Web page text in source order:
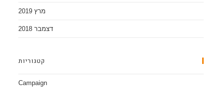
מרץ 2019
דצמבר 2018
קטגוריות
Campaign